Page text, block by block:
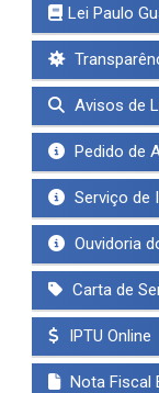
Lei Paulo
Avisos de
Pedido de
Serviço de
Ouvidoria
Carta de
IPTU Online
Nota Fiscal